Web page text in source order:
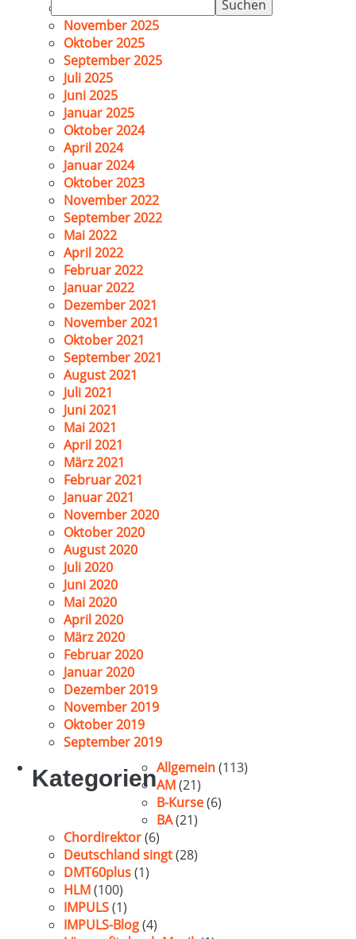
nach:
November 2025
Oktober 2025
September 2025
Juli 2025
Juni 2025
Januar 2025
Oktober 2024
April 2024
Januar 2024
Oktober 2023
November 2022
September 2022
Mai 2022
April 2022
Februar 2022
Januar 2022
Dezember 2021
November 2021
Oktober 2021
September 2021
August 2021
Juli 2021
Juni 2021
Mai 2021
April 2021
März 2021
Februar 2021
Januar 2021
November 2020
Oktober 2020
August 2020
Juli 2020
Juni 2020
Mai 2020
April 2020
März 2020
Februar 2020
Januar 2020
Dezember 2019
November 2019
Oktober 2019
September 2019
KategorienAllgemein(113)
AM(21)
B-Kurse(6)
BA(21)
Chordirektor(6)
Deutschland singt(28)
DMT60plus(1)
HLM(100)
IMPULS(1)
IMPULS-Blog(4)